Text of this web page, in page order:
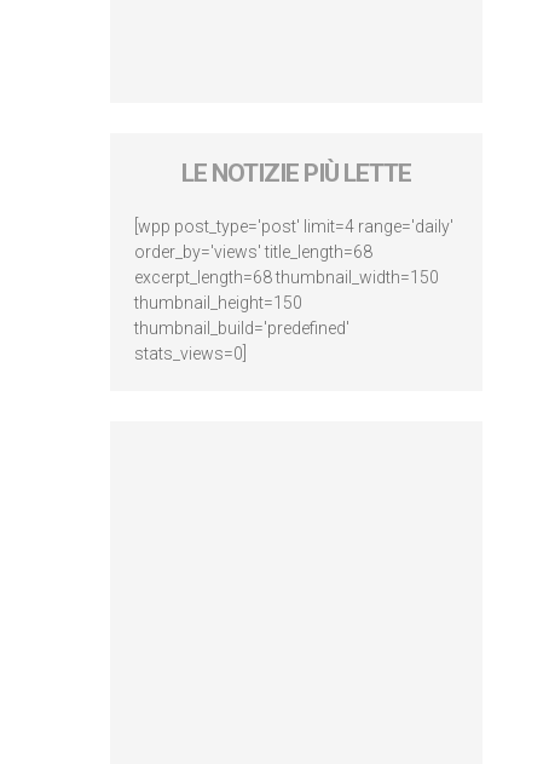
LE NOTIZIE PIÙ LETTE
[wpp post_type='post' limit=4 range='daily'
order_by='views' title_length=68
excerpt_length=68 thumbnail_width=150
thumbnail_height=150
thumbnail_build='predefined'
stats_views=0]